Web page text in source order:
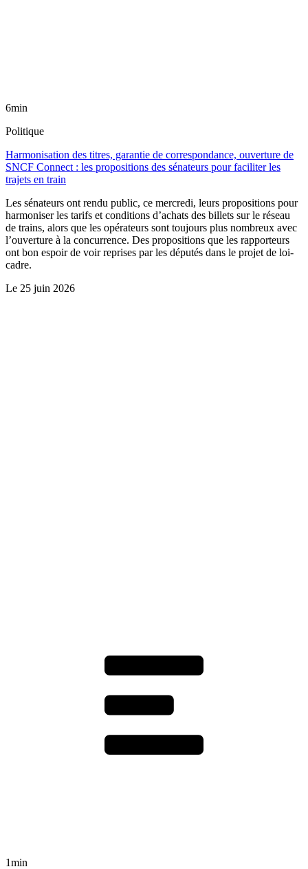
6min
Politique
Harmonisation des titres, garantie de correspondance, ouverture de
SNCF Connect : les propositions des sénateurs pour faciliter les
trajets en train
Les sénateurs ont rendu public, ce mercredi, leurs propositions pour
harmoniser les tarifs et conditions d’achats des billets sur le réseau
de trains, alors que les opérateurs sont toujours plus nombreux avec
l’ouverture à la concurrence. Des propositions que les rapporteurs
ont bon espoir de voir reprises par les députés dans le projet de loi-
cadre.
Le 25 juin 2026
1min